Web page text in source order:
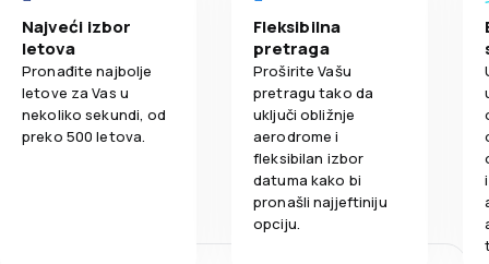
Najveći izbor
letova
Pronađite najbolje
letove za Vas u
nekoliko sekundi, od
preko 500 letova.
Fleksibilna
pretraga
Proširite Vašu
pretragu tako da
uključi obližnje
aerodrome i
fleksibilan izbor
datuma kako bi
pronašli najjeftiniju
opciju.